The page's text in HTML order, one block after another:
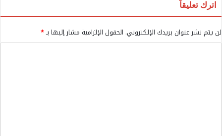
اترك تعليقاً
لن يتم نشر عنوان بريدك الإلكتروني. الحقول الإلزامية مشار إليها بـ*